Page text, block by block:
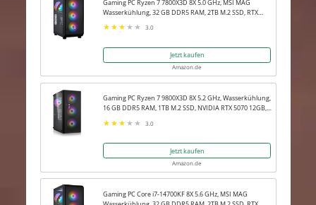
Gaming PC Ryzen 7 7800X3D 8X 5.0 GHz, MSI MAG
Wasserkühlung, 32 GB DDR5 RAM, 2TB M.2 SSD, RTX
5080 16GB, Win 11 Pro
3.0
Jetzt kaufen
Amazon.de
Gaming PC Ryzen 7 9800X3D 8X 5.2 GHz, Wasserkühlung,
16 GB DDR5 RAM, 1TB M.2 SSD, NVIDIA RTX 5070 12GB,
3.0
Jetzt kaufen
Amazon.de
Gaming PC Core i7-14700KF 8X 5.6 GHz, MSI MAG